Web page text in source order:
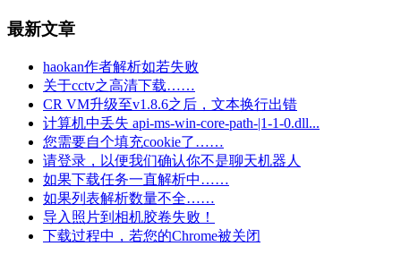
最新文章
haokan作者解析如若失败
关于cctv之高清下载……
CR VM升级至v1.8.6之后，文本换行出错
计算机中丢失 api-ms-win-core-path-|1-1-0.dll...
您需要自个填充cookie了……
请登录，以便我们确认你不是聊天机器人
如果下载任务一直解析中……
如果列表解析数量不全……
导入照片到相机胶卷失败！
下载过程中，若您的Chrome被关闭